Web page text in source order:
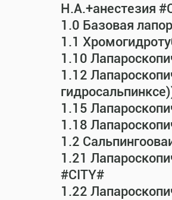
Н.А.+анестезия
1.0 Базовая
1.1
1.10
1.12
1.15
1.18
1.2
1.21
#CITY#
1.22